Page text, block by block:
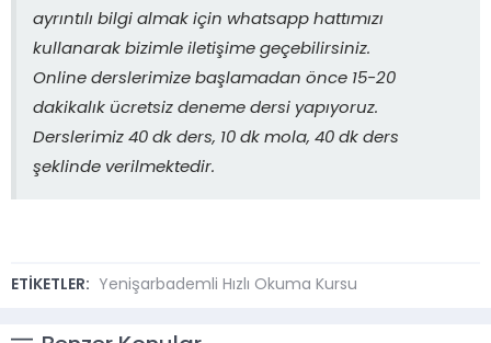
ayrıntılı bilgi almak için whatsapp hattımızı
kullanarak bizimle iletişime geçebilirsiniz.
Online derslerimize başlamadan önce 15-20
dakikalık ücretsiz deneme dersi yapıyoruz.
Derslerimiz 40 dk ders, 10 dk mola, 40 dk ders
şeklinde verilmektedir.
ETİKETLER: Yenişarbademli Hızlı Okuma Kursu